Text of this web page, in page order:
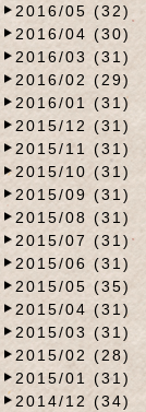
2016/05 (32)
2016/04 (30)
2016/03 (31)
2016/02 (29)
2016/01 (31)
2015/12 (31)
2015/11 (31)
2015/10 (31)
2015/09 (31)
2015/08 (31)
2015/07 (31)
2015/06 (31)
2015/05 (35)
2015/04 (31)
2015/03 (31)
2015/02 (28)
2015/01 (31)
2014/12 (34)